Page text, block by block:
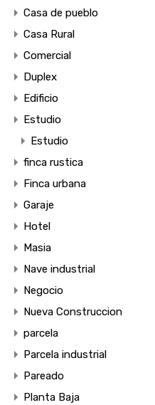
Casa de pueblo
Casa Rural
Comercial
Duplex
Edificio
Estudio
Estudio
finca rustica
Finca urbana
Garaje
Hotel
Masia
Nave industrial
Negocio
Nueva Construccion
parcela
Parcela industrial
Pareado
Planta Baja